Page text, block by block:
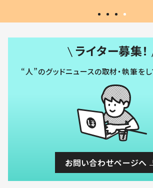
ライター募集！
“人”のグッドニュースの取材・執筆を
お問い合わせページへ